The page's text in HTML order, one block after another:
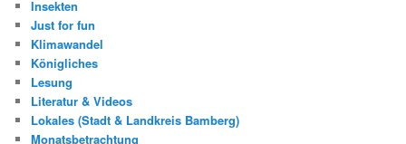
Insekten
Just for fun
Klimawandel
Königliches
Lesung
Literatur & Videos
Lokales (Stadt & Landkreis Bamberg)
Monatsbetrachtung